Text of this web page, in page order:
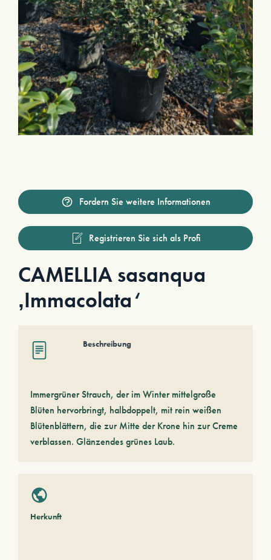
Fordern Sie weitere Informationen
Registrieren Sie sich als Profi
CAMELLIA sasanqua
‚Immacolata‘
Beschreibung
Immergrüner Strauch, der im Winter mittelgroße
Blüten hervorbringt, halbdoppelt, mit rein weißen
Blütenblättern, die zur Mitte der Krone hin zur Creme
verblassen. Glänzendes grünes Laub.
Herkunft